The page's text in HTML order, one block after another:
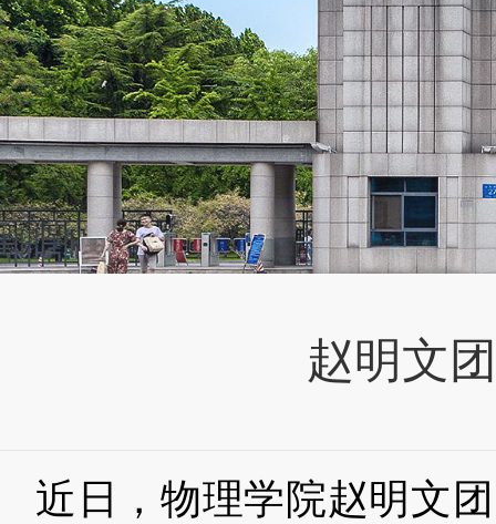
赵明文
近日，物理学院赵明文